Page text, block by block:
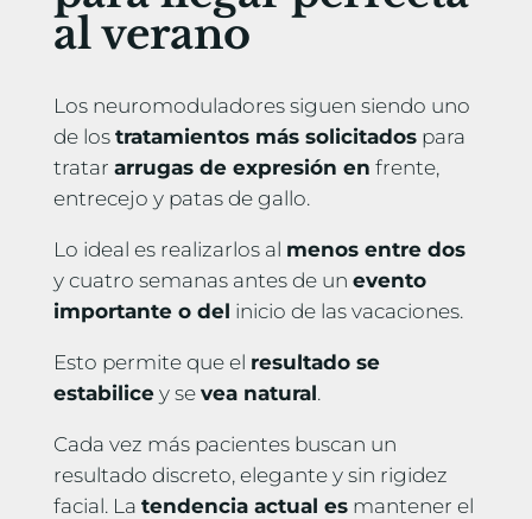
al verano
Los neuromoduladores siguen siendo uno
de los tratamientos más solicitadospara
tratar arrugas de expresión en frente,
entrecejo y patas de gallo.
Lo ideal es realizarlos al menos entre dos
y cuatro semanas antes de un evento
importante o del inicio de las vacaciones.
Esto permite que el resultado se
estabilicey se vea natural.
Cada vez más pacientes buscan un
resultado discreto, elegante y sin rigidez
facial. La tendencia actual esmantener el